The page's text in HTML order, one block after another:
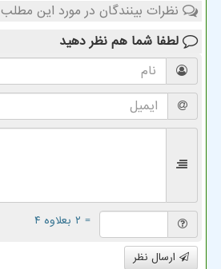
نظرات بینندگان در مورد این مطلب
لطفا شما هم نظر دهید
= ۲ بعلاوه ۴
ارسال نظر